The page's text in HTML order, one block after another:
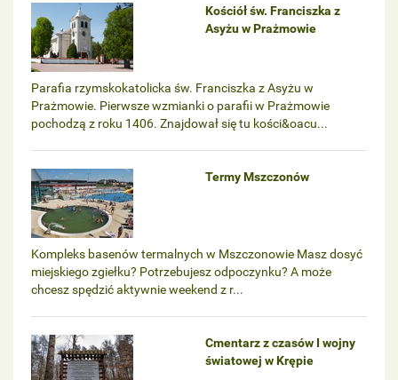
Kościół św. Franciszka z
Asyżu w Prażmowie
Parafia rzymskokatolicka św. Franciszka z Asyżu w
Prażmowie. Pierwsze wzmianki o parafii w Prażmowie
pochodzą z roku 1406. Znajdował się tu kości&oacu...
Termy Mszczonów
Kompleks basenów termalnych w Mszczonowie Masz dosyć
miejskiego zgiełku? Potrzebujesz odpoczynku? A może
chcesz spędzić aktywnie weekend z r...
Cmentarz z czasów I wojny
światowej w Krępie